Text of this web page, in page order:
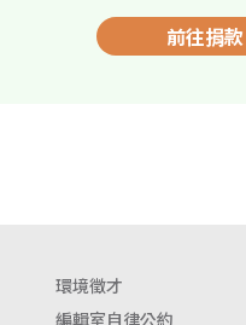
前往捐款
環境徵才
編輯室自律公約